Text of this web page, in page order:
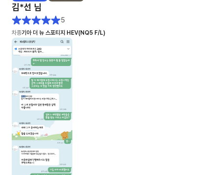
김*선 님
5
차종기아 더 뉴 스포티지 HEV(NQ5 F/L)